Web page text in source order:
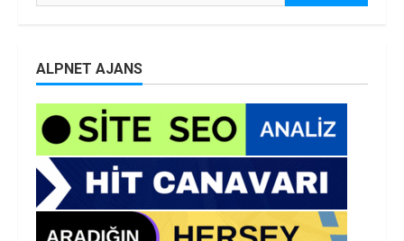
ALPNET AJANS